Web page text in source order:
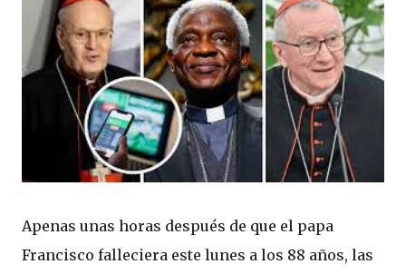
Apenas unas horas después de que el papa
Francisco falleciera este lunes a los 88 años, las